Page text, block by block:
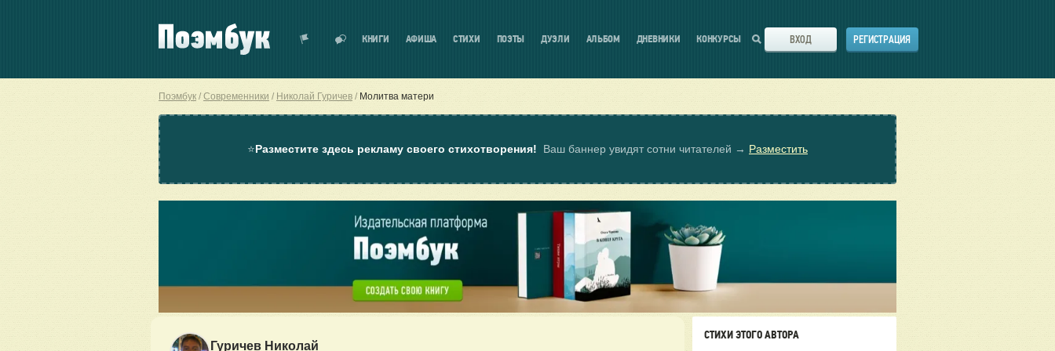
КНИГИ АФИША СТИХИ ПОЭТЫ ДУЭЛИ АЛЬБОМ ДНЕВНИКИ КОНКУРСЫ ВХОД РЕГИСТРАЦИЯ
Поэмбук Современники Николай Гуричев Молитва матери
⭐Разместите здесь рекламу своего стихотворения! Ваш баннер увидят сотни читателей → Разместить
Гуричев Николай
СТИХИ ЭТОГО АВТОРА